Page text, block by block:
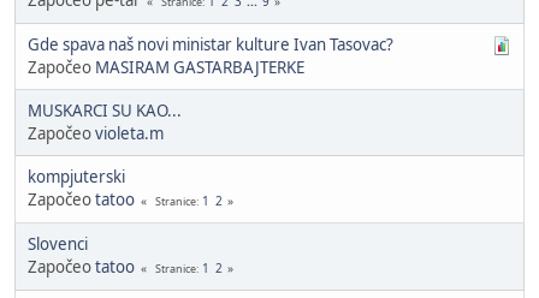
Gde spava naš novi ministar kulture Ivan Tasovac?
Započeo MASIRAM GASTARBAJTERKE
MUSKARCI SU KAO...
Započeovioleta.m
kompjuterski
Započeotatoo Stranice 1 2
Slovenci
Započeotatoo Stranice 1 2